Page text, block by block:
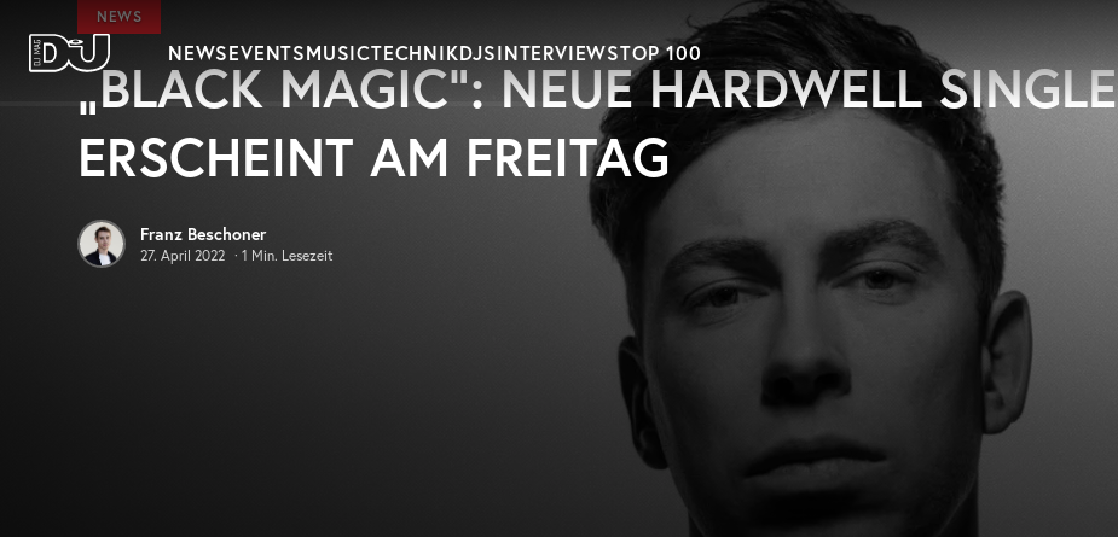
Zum Hauptinhalt springen
DJ Mag Germany
NEWSEVENTSMUSICTECHNIKDJSINTERVIEWSTOP 100
NEWS
„BLACK MAGIC“: NEUE HARDWELL SINGLE
ERSCHEINT AM FREITAG
Franz Beschoner
27. April 2022 · 1 Min. Lesezeit